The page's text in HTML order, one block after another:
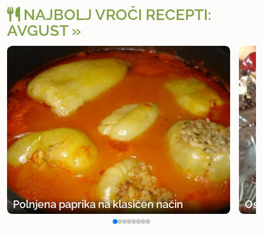
NAJBOLJ VROČI RECEPTI:
AVGUST
Polnjena paprika na klasičen način